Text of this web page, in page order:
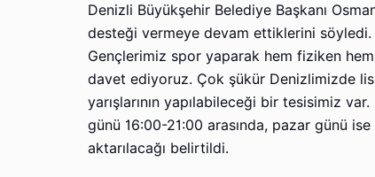
Denizli Büyükşehir Belediye Başkanı
desteği vermeye devam ettiklerini söyledi.
Gençlerimiz spor yaparak hem fiziken
davet ediyoruz. Çok şükür Denizlimizde
yarışlarının yapılabileceği bir tesisimiz
günü 16:00-21:00 arasında, pazar günü
aktarılacağı belirtildi.